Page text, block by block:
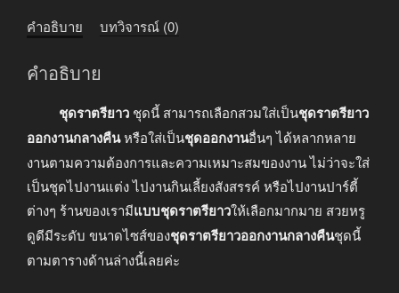
คำอธิบาย บทวิจารณ์ (0)
คำอธิบาย
ชุดราตรียาว ชุดนี้ สามารถเลือกสวมใส่เป็นชุดราตรียาว
ออกงานกลางคืนหรือใส่เป็นชุดออกงานอื่นๆ ได้หลากหลาย
งานตามความต้องการและความเหมาะสมของงาน ไม่ว่าจะใส่
เป็นชุดไปงานแต่ง ไปงานกินเลี้ยงสังสรรค์ หรือไปงานปาร์ตี้
ต่างๆ ร้านของเรามีแบบชุดราตรียาวให้เลือกมากมาย สวยหรู
ดูดีมีระดับ ขนาดไซส์ของชุดราตรียาวออกงานกลางคืนชุดนี้
ตามตารางด้านล่างนี้เลยค่ะ